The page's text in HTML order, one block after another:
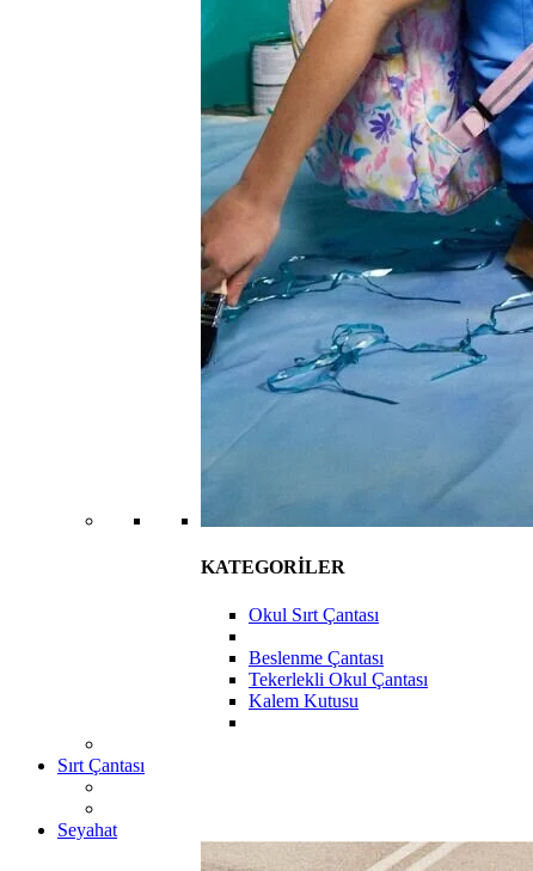
KATEGORİLER
Okul Sırt Çantası
Beslenme Çantası
Tekerlekli Okul Çantası
Kalem Kutusu
Sırt Çantası
Seyahat